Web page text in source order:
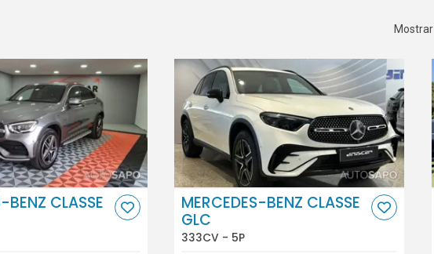
Mostrar
BENZ CLASSE
MERCEDES-BENZ CLASSE
GLC
333CV - 5P